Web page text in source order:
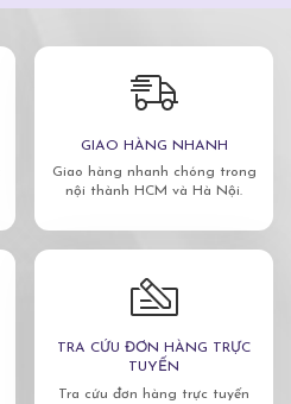
GIAO HÀNG NHANH
Giao hàng nhanh chóng trong
nội thành HCM và Hà Nội.
TRA CỨU ĐƠN HÀNG TRỰC
TUYẾN
Tra cứu đơn hàng trực tuyến